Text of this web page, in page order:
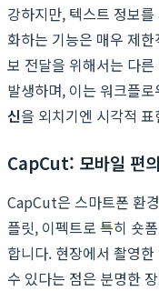
강하지만, 텍스트 정보
화하는 기능은 매우 제
보 전달을 위해서는 다
발생하며, 이는 워크플
신을 외치기엔 시각적
CapCut: 모바일 편
CapCut은 스마트폰 환
플릿, 이펙트로 특히 숏
합니다. 현장에서 촬영
수 있다는 점은 분명한